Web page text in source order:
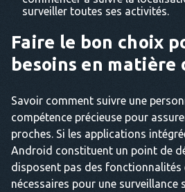
surveiller toutes ses activités.
Faire le bon choix
besoins en matière
Savoir comment suivre une
compétence précieuse pour
proches. Si les applications
Android constituent un point de
disposent pas des
nécessaires pour une surveillance